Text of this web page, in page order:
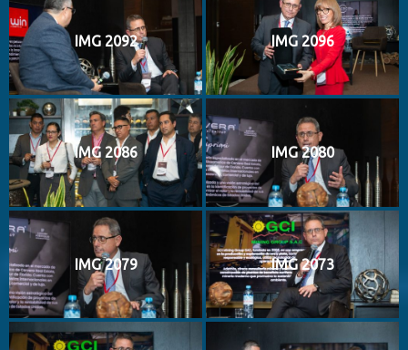
IMG 2092 IMG 2096
IMG 2086 IMG 2080
IMG 2079 IMG 2073